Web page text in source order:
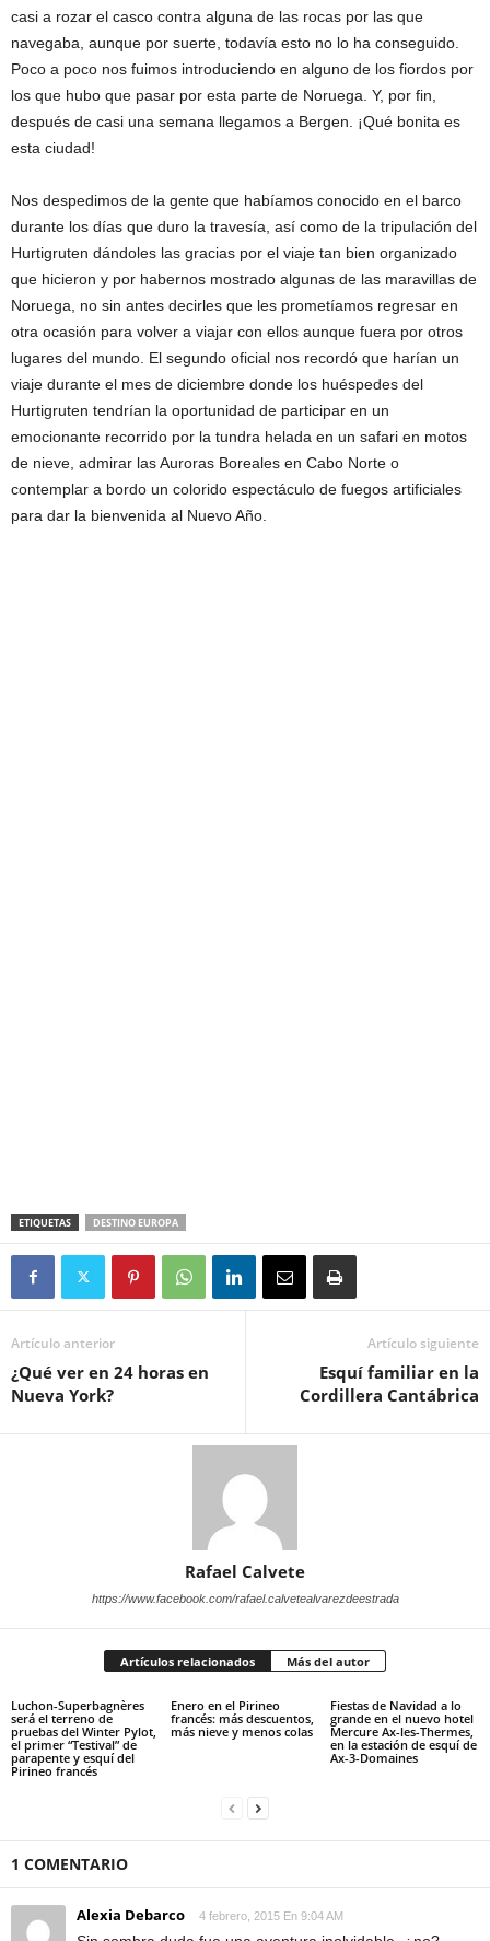
casi a rozar el casco contra alguna de las rocas por las que
navegaba, aunque por suerte, todavía esto no lo ha conseguido.
Poco a poco nos fuimos introduciendo en alguno de los fiordos por
los que hubo que pasar por esta parte de Noruega. Y, por fin,
después de casi una semana llegamos a Bergen. ¡Qué bonita es
esta ciudad!
Nos despedimos de la gente que habíamos conocido en el barco
durante los días que duro la travesía, así como de la tripulación del
Hurtigruten dándoles las gracias por el viaje tan bien organizado
que hicieron y por habernos mostrado algunas de las maravillas de
Noruega, no sin antes decirles que les prometíamos regresar en
otra ocasión para volver a viajar con ellos aunque fuera por otros
lugares del mundo. El segundo oficial nos recordó que harían un
viaje durante el mes de diciembre donde los huéspedes del
Hurtigruten tendrían la oportunidad de participar en un
emocionante recorrido por la tundra helada en un safari en motos
de nieve, admirar las Auroras Boreales en Cabo Norte o
contemplar a bordo un colorido espectáculo de fuegos artificiales
para dar la bienvenida al Nuevo Año.
ETIQUETAS DESTINO EUROPA
Artículo anterior
¿Qué ver en 24 horas en
Nueva York?
Artículo siguiente
Esquí familiar en la
Cordillera Cantábrica
Rafael Calvete
https://www.facebook.com/rafael.calvetealvarezdeestrada
Artículos relacionados Más del autor
Luchon-Superbagnères
será el terreno de
pruebas del Winter Pylot,
el primer “Testival” de
parapente y esquí del
Pirineo francés
Enero en el Pirineo
francés: más descuentos,
más nieve y menos colas
Fiestas de Navidad a lo
grande en el nuevo hotel
Mercure Ax-les-Thermes,
en la estación de esquí de
Ax-3-Domaines
1 COMENTARIO
Alexia Debarco 4 febrero, 2015 En 9:04 AM